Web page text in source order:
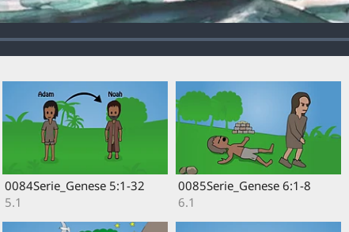
0084Serie_Genese 5:1-32
5.1
0085Serie_Genese 6:1-8
6.1
On Friday, July 30, 2027, this website
Please save this new address in your
bookmarks or favorites and continue
visiting the website!
OK